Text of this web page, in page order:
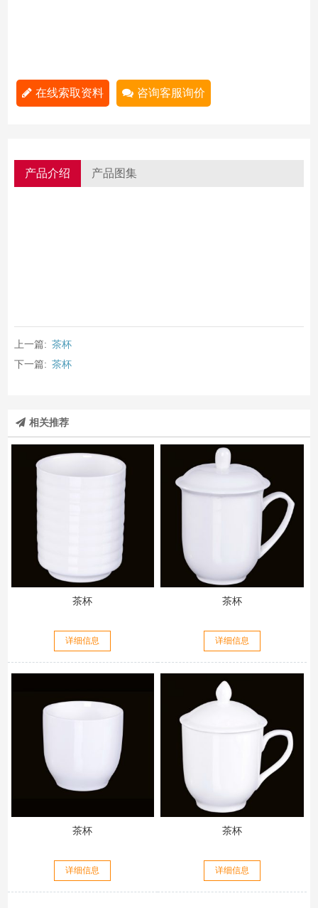
在线索取资料 咨询客服询价
产品介绍 产品图集
上一篇: 茶杯
下一篇: 茶杯
相关推荐
茶杯
详细信息
茶杯
详细信息
茶杯
详细信息
茶杯
详细信息